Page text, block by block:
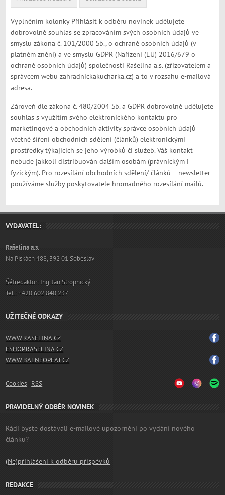
Vyplněním kolonky Přihlásit k odběru novinek udělujete
dobrovolně souhlas se zpracováním svých osobních údajů ve
smyslu zákona č. 101/2000 Sb., o ochraně osobních údajů (v
platném znění) a ve smyslu GDPR (Nařízení (EU) 2016/679 o
ochraně osobních údajů) společnosti Rašelina a.s. (zřizovatelem a
správcem webu zahradnickakucharka.cz) a to v rozsahu e-mailová
adresa.
Zároveň dle zákona č. 480/2004 Sb. a GDPR dobrovolně udělujete
souhlas s využitím svého elektronického kontaktu pro
marketingové a obchodních aktivity správce osobních údajů
včetně šíření obchodních sdělení (článků) elektronickými
prostředky týkajících se jeho výrobků či služeb. Váš kontakt
nebude jakkoli distribuován dalším osobám (právnickým i
fyzickým). Pro rozesílání obchodních sdělení/ článků – newsletter
používáme služby poskytovatele hromadného rozesílání mailů.
VYDAVATEL:
Rašelina a.s.
Na Pískách 488, 392 01 Soběslav
Šéfredaktor: Ing. Jan Stropnický
Tel.: +420 602 840 237
UŽITEČNÉ ODKAZY
WWW.RASELINA.CZ
ESHOP.RASELINA.CZ
WWW.BALNEOPEAT.CZ
Cookies | RSS
PRAVIDELNÝ ODBĚR NOVINEK
Rádi byste dostávali e-mailové upozornění po vydání nového
článku?
(Ne)přihlášení k odběru příspěvků
REDAKCE